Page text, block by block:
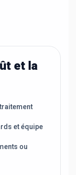
et la
et équipe
ou